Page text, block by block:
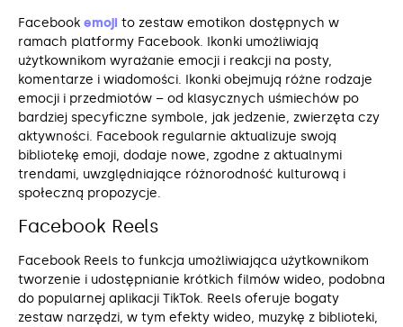
Facebook emoji to zestaw emotikon dostępnych w
ramach platformy Facebook. Ikonki umożliwiają
użytkownikom wyrażanie emocji i reakcji na posty,
komentarze i wiadomości. Ikonki obejmują różne rodzaje
emocji i przedmiotów – od klasycznych uśmiechów po
bardziej specyficzne symbole, jak jedzenie, zwierzęta czy
aktywności. Facebook regularnie aktualizuje swoją
bibliotekę emoji, dodaje nowe, zgodne z aktualnymi
trendami, uwzględniające różnorodność kulturową i
społeczną propozycje.
Facebook Reels
Facebook Reels to funkcja umożliwiająca użytkownikom
tworzenie i udostępnianie krótkich filmów wideo, podobna
do popularnej aplikacji TikTok. Reels oferuje bogaty
zestaw narzędzi, w tym efekty wideo, muzykę z biblioteki,